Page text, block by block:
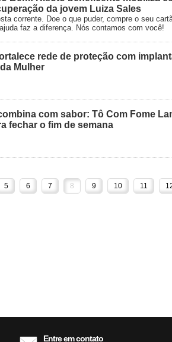
da jovem Luiza Sales
corrente. Doe o que puder, compre o seu
faz a diferença. Nós contamos com você!
rede de proteção com
Mulher
com sabor: Tô Com Fome
fechar o fim de semana
5 6 7 8 9 10 11
Entre em contato